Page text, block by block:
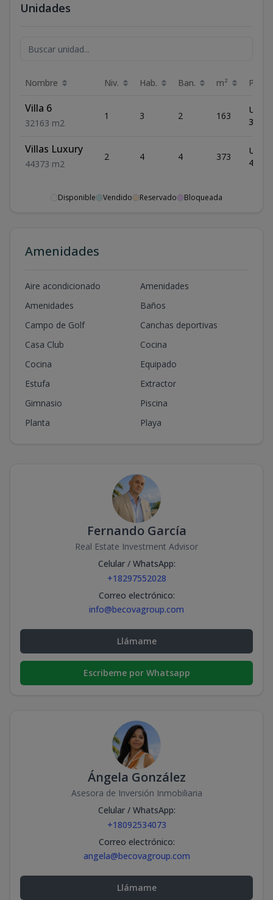
Unidades
Nombre Niv. Hab. Ban. m² Precio
Villa 6
32163 m2
1 3 2 163
US$
Villas Luxury
44373 m2
2 4 4 373
US$
Disponible Vendido Reservado Bloqueada
Amenidades
Aire acondicionado
Amenidades
Amenidades
Baños
Campo de Golf
Canchas deportivas
Casa Club
Cocina
Cocina
Equipado
Estufa
Extractor
Gimnasio
Piscina
Planta
Playa
Fernando García
Real Estate Investment Advisor
Celular / WhatsApp:
+18297552028
Correo electrónico:
info@becovagroup.com
Llámame
Escribeme por Whatsapp
Ángela González
Asesora de Inversión Inmobiliaria
Celular / WhatsApp:
+18092534073
Correo electrónico:
angela@becovagroup.com
Llámame